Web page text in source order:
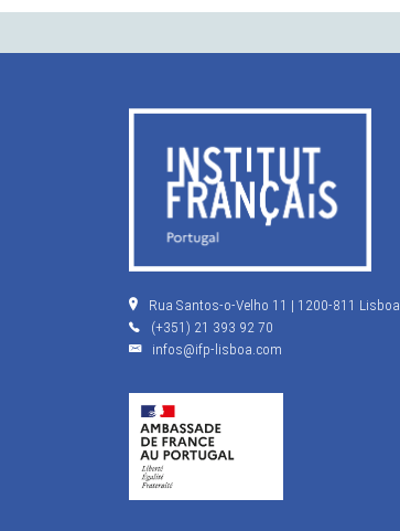
Rua Santos-o-Velho 11 | 1200-811 Lisboa
(+351) 21 393 92 70
infos@ifp-lisboa.com